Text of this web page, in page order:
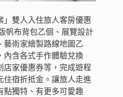
」雙人入住旅人客房優惠
帆布背包乙個、展覽設計
藝術家繪製路線地圖乙
內含各式手作體驗兌換
店家優惠券等，完成遊程
住宿折抵金。讓旅人走進
點獨特、有更多可愛趣